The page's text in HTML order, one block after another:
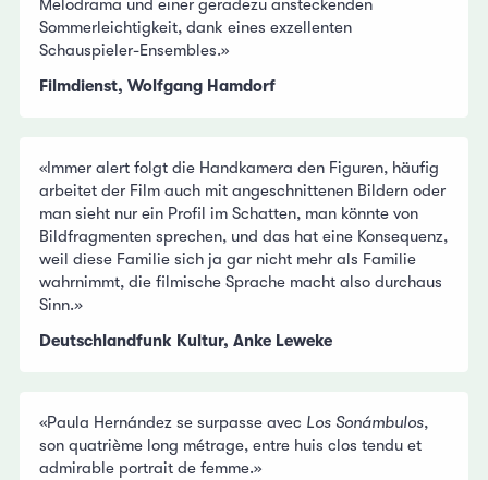
Melodrama und einer geradezu ansteckenden
Sommerleichtigkeit, dank eines exzellenten
Schauspieler-Ensembles.»
Filmdienst, Wolfgang Hamdorf
«Immer alert folgt die Handkamera den Figuren, häufig
arbeitet der Film auch mit angeschnittenen Bildern oder
man sieht nur ein Profil im Schatten, man könnte von
Bildfragmenten sprechen, und das hat eine Konsequenz,
weil diese Familie sich ja gar nicht mehr als Familie
wahrnimmt, die filmische Sprache macht also durchaus
Sinn.»
Deutschlandfunk Kultur, Anke Leweke
«Paula Hernández se surpasse avec Los Sonámbulos,
son quatrième long métrage, entre huis clos tendu et
admirable portrait de femme.»